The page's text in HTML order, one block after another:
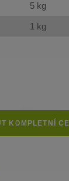
5 kg
1 kg
KOMPLETNÍ